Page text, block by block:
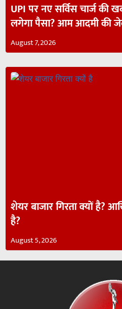
UPI पर नए सर्विस चार्ज की
लगेगा पैसा? आम आदमी की
August 7, 2026
शेयर बाजार गिरता क्यों है?
है?
August 5, 2026